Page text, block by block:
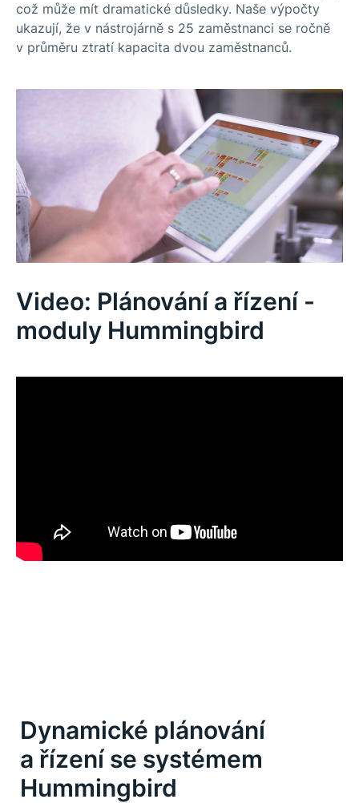
což může mít dramatické důsledky. Naše výpočty
ukazují, že v nástrojárně s 25 zaměstnanci se ročně
v průměru ztratí kapacita dvou zaměstnanců.
Video: Plánování a řízení -
moduly Hummingbird
Dynamické plánování
a řízení se systémem
Hummingbird